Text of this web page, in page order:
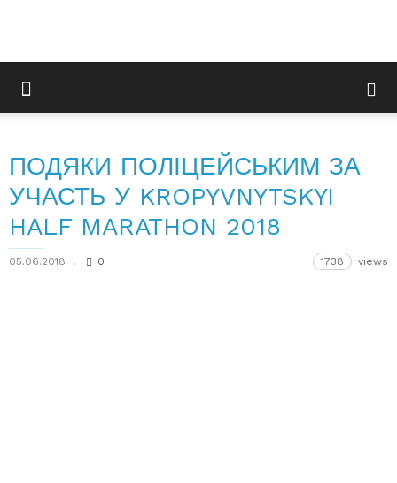
ПОДЯКИ ПОЛІЦЕЙСЬКИМ ЗА
УЧАСТЬ У KROPYVNYTSKYI
HALF MARATHON 2018
05.06.2018 0 1738 views